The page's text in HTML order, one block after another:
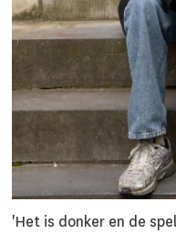
'Het is donker en de